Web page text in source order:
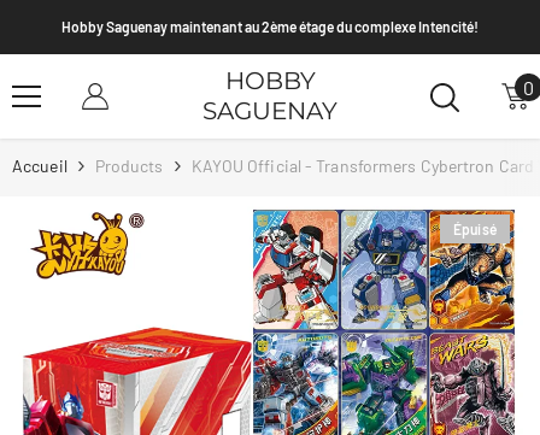
maintenant au 2ème étage du complexe Intencité! Envoi PSA et
HOBBY
SAGUENAY
00
Accueil Products KAYOU Official - Transformers Cybertron Card
Épuisé